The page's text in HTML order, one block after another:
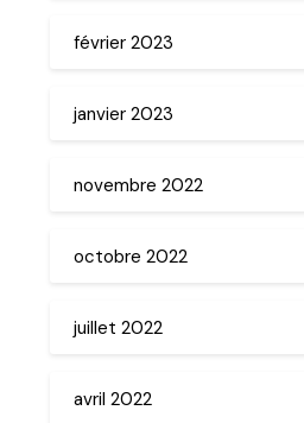
février 2023
janvier 2023
novembre 2022
octobre 2022
juillet 2022
avril 2022